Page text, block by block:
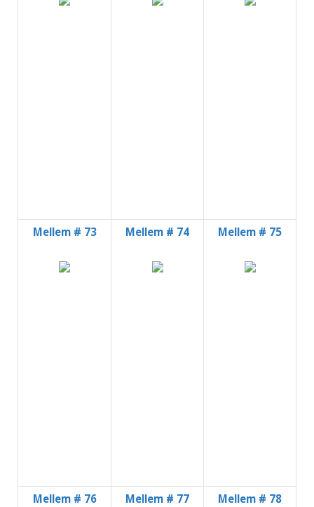
Mellem # 73 Mellem # 74 Mellem # 75
Mellem # 76 Mellem # 77 Mellem # 78